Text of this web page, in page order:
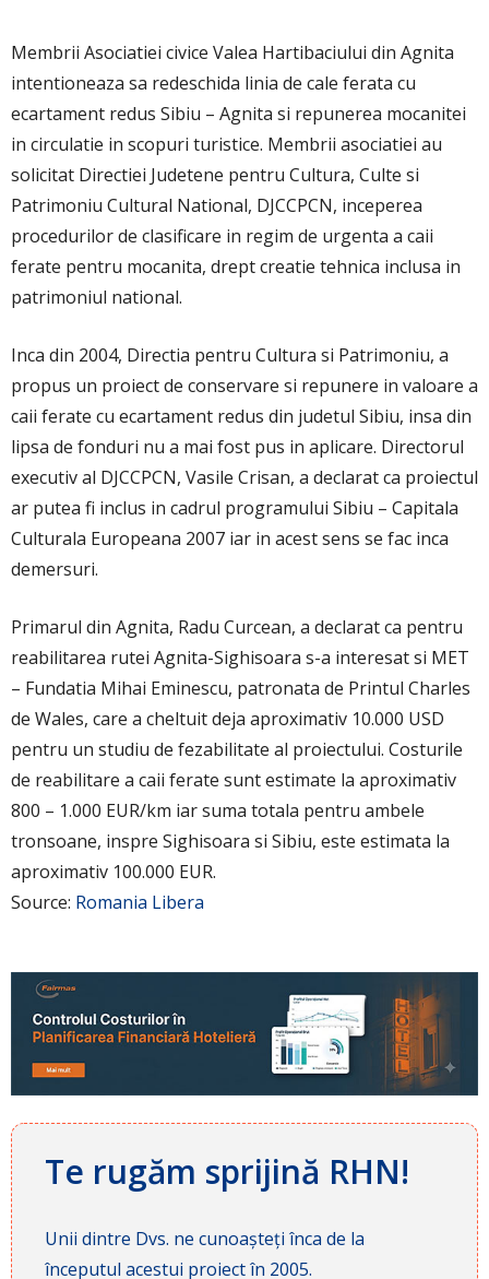
Membrii Asociatiei civice Valea Hartibaciului din Agnita
intentioneaza sa redeschida linia de cale ferata cu
ecartament redus Sibiu – Agnita si repunerea mocanitei
in circulatie in scopuri turistice. Membrii asociatiei au
solicitat Directiei Judetene pentru Cultura, Culte si
Patrimoniu Cultural National, DJCCPCN, inceperea
procedurilor de clasificare in regim de urgenta a caii
ferate pentru mocanita, drept creatie tehnica inclusa in
patrimoniul national.
Inca din 2004, Directia pentru Cultura si Patrimoniu, a
propus un proiect de conservare si repunere in valoare a
caii ferate cu ecartament redus din judetul Sibiu, insa din
lipsa de fonduri nu a mai fost pus in aplicare. Directorul
executiv al DJCCPCN, Vasile Crisan, a declarat ca proiectul
ar putea fi inclus in cadrul programului Sibiu – Capitala
Culturala Europeana 2007 iar in acest sens se fac inca
demersuri.
Primarul din Agnita, Radu Curcean, a declarat ca pentru
reabilitarea rutei Agnita-Sighisoara s-a interesat si MET
– Fundatia Mihai Eminescu, patronata de Printul Charles
de Wales, care a cheltuit deja aproximativ 10.000 USD
pentru un studiu de fezabilitate al proiectului. Costurile
de reabilitare a caii ferate sunt estimate la aproximativ
800 – 1.000 EUR/km iar suma totala pentru ambele
tronsoane, inspre Sighisoara si Sibiu, este estimata la
aproximativ 100.000 EUR.
Source: Romania Libera
Te rugăm sprijină RHN!
Unii dintre Dvs. ne cunoașteți înca de la
începutul acestui proiect în 2005.